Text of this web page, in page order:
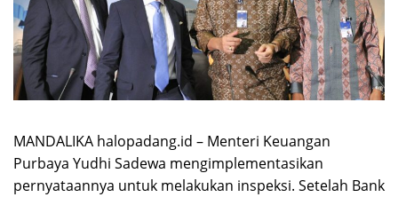
MANDALIKA halopadang.id – Menteri Keuangan
Purbaya Yudhi Sadewa mengimplementasikan
pernyataannya untuk melakukan inspeksi. Setelah Bank